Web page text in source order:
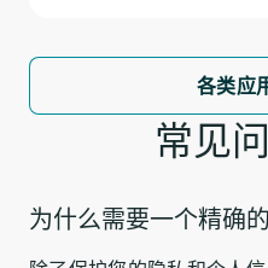
各类应
常见
为什么需要一个精确